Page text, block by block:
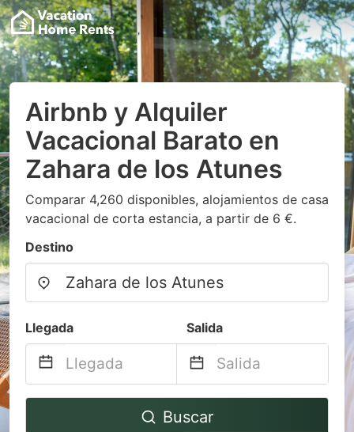
Airbnb y Alquiler
Vacacional Barato en
Zahara de los Atunes
Comparar 4,260 disponibles, alojamientos de casa
vacacional de corta estancia, a partir de 6 €.
Destino
Llegada Salida
Navigate
Navigate
Buscar